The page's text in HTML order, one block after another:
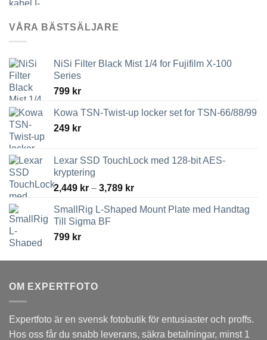
VÅRA BÄSTSÄLJARE
NiSi Filter Black Mist 1/4 for Fujifilm X-100
Series
799 kr
Kowa TSN-Twist-up locker set for TSN-66/88/99
249 kr
Lexar SSD TouchLock med 128-bit AES-
kryptering
2,449 kr – 3,789 krPrisintervall:
till
SmallRig L-Shaped Mount Plate med Handtag
Till Sigma BF
799 kr
OM EXPERTFOTO
Expertfoto är en svensk fotobutik för entusiaster och proffs.
Hos oss får du snabb leverans, säkra betalningar, minst 1